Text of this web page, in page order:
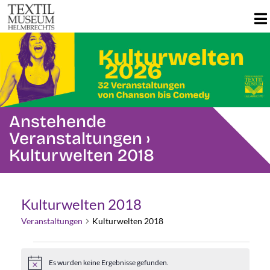
Anstehende
Veranstaltungen ›
Kulturwelten 2018
Kulturwelten 2018
Veranstaltungen Kulturwelten 2018
Veranstaltungen
HinweisEs wurden keine Ergebnisse gefunden.